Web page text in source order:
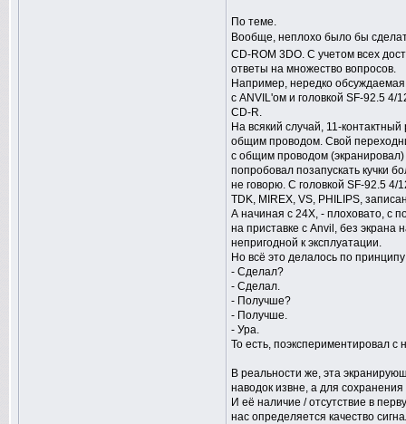
По теме.
Вообще, неплохо было бы
CD-ROM 3DO. С учетом всех
ответы на множество вопросов.
Например, нередко
с ANVIL'ом и головкой SF-92.5 4/
CD-R.
На всякий случай, 11-
общим проводом. Свой
с общим проводом (экранировал)
попробовал позапускать кучки
не говорю. С головкой SF-92.5 4/
TDK, MIREX, VS, PHILIPS,
А начиная с 24Х, - плоховато, с
на приставке с Anvil, без экрана
непригодной к эксплуатации.
Но всё это делалось по
- Сделал?
- Сделал.
- Получше?
- Получше.
- Ура.
То есть, поэкспериментировал с
В реальности же, эта
наводок извне, а для
И её наличие / отсутствие в
нас определяется качество